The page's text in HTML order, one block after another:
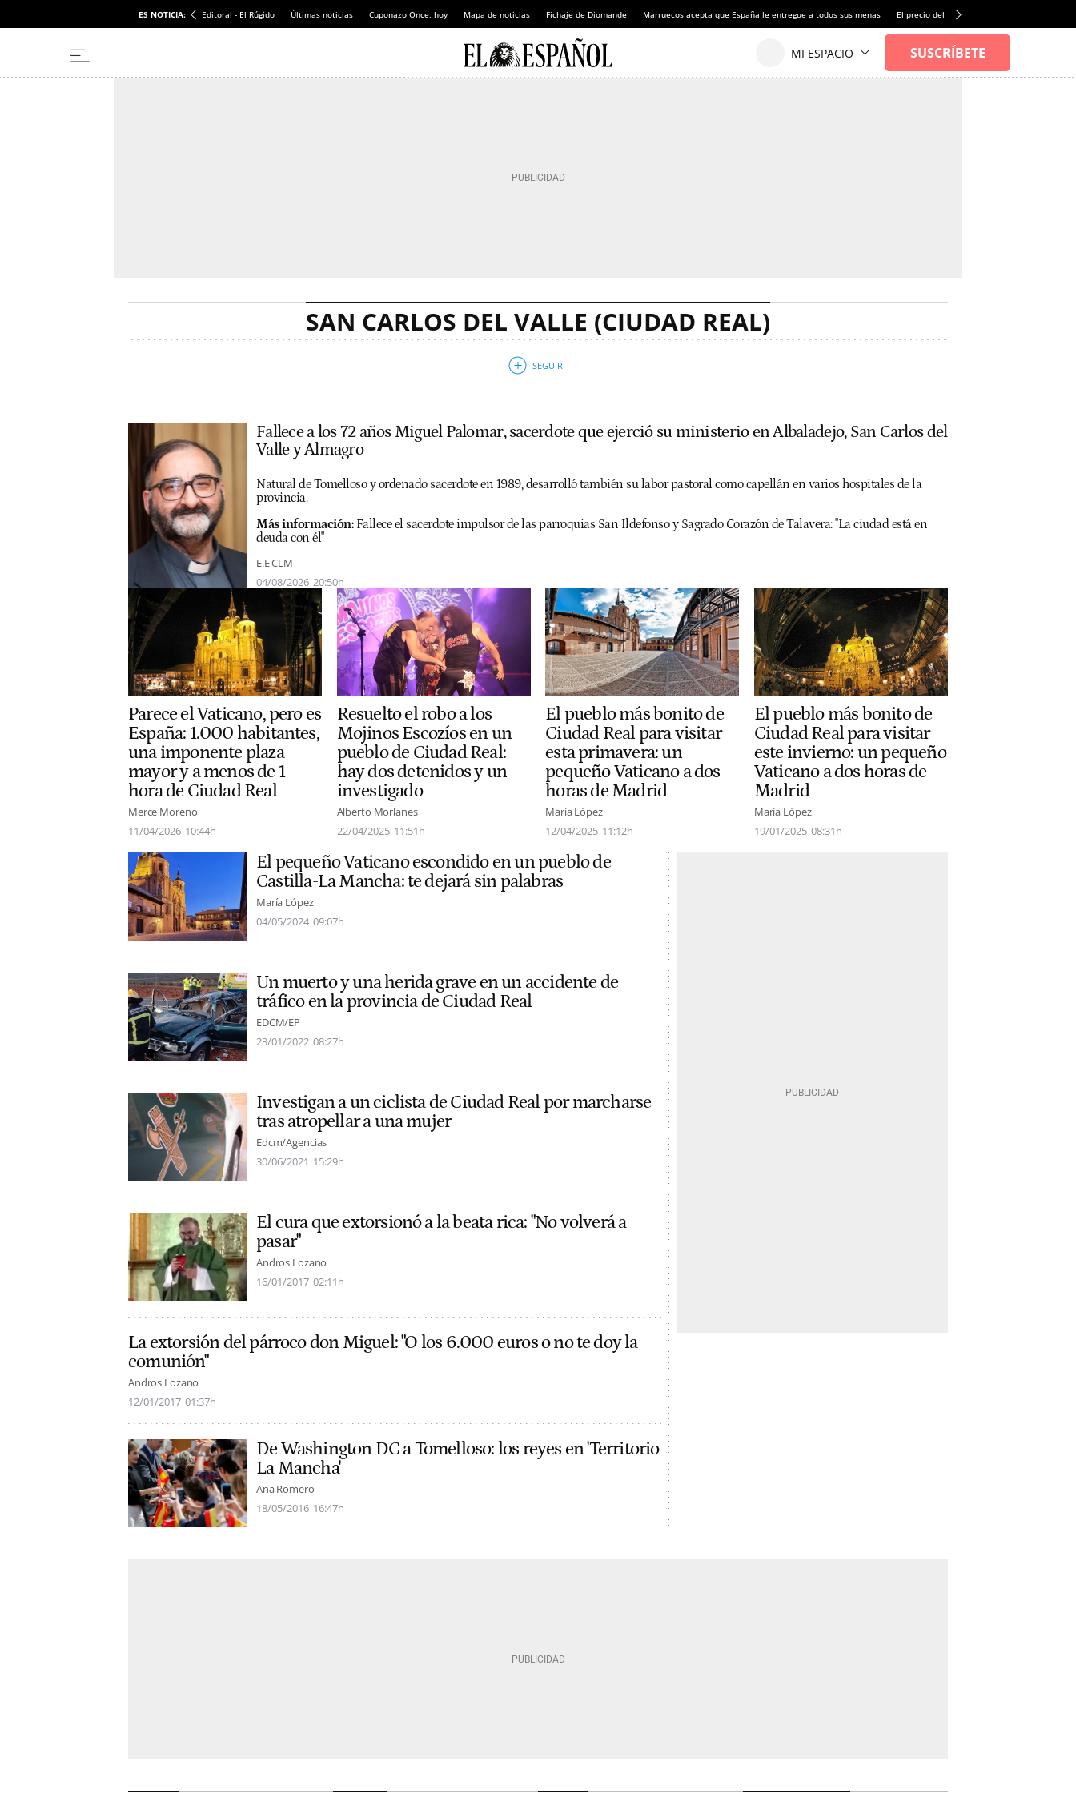
ES NOTICIA: Editoral - El Rúgido Últimas noticias Cuponazo Once, hoy Mapa de noticias Fichaje de Diomande Marruecos acepta que España le entregue a todos sus menas El precio del alquiler de vivienda baja por
SAN CARLOS DEL VALLE (CIUDAD REAL)
Fallece a los 72 años Miguel Palomar, sacerdote que ejerció su ministerio en Albaladejo, San Carlos del
Valle y Almagro
Natural de Tomelloso y ordenado sacerdote en 1989, desarrolló también su labor pastoral como capellán en varios hospitales de la
provincia.
Más información: Fallece el sacerdote impulsor de las parroquias San Ildefonso y Sagrado Corazón de Talavera: "La ciudad está en
deuda con él"
E.E CLM
04/08/2026 20:50h
Parece el Vaticano, pero es
España: 1.000 habitantes,
una imponente plaza
mayor y a menos de 1
hora de Ciudad Real
Merce Moreno
11/04/2026 10:44h
Resuelto el robo a los
Mojinos Escozíos en un
pueblo de Ciudad Real:
hay dos detenidos y un
investigado
Alberto Morlanes
22/04/2025 11:51h
El pueblo más bonito de
Ciudad Real para visitar
esta primavera: un
pequeño Vaticano a dos
horas de Madrid
María López
12/04/2025 11:12h
El pueblo más bonito de
Ciudad Real para visitar
este invierno: un pequeño
Vaticano a dos horas de
Madrid
María López
19/01/2025 08:31h
El pequeño Vaticano escondido en un pueblo de
Castilla-La Mancha: te dejará sin palabras
María López
04/05/2024 09:07h
Un muerto y una herida grave en un accidente de
tráfico en la provincia de Ciudad Real
EDCM/EP
23/01/2022 08:27h
Investigan a un ciclista de Ciudad Real por marcharse
tras atropellar a una mujer
Edcm/Agencias
30/06/2021 15:29h
El cura que extorsionó a la beata rica: "No volverá a
pasar"
Andros Lozano
16/01/2017 02:11h
La extorsión del párroco don Miguel: "O los 6.000 euros o no te doy la
comunión"
Andros Lozano
12/01/2017 01:37h
De Washington DC a Tomelloso: los reyes en 'Territorio
La Mancha'
Ana Romero
18/05/2016 16:47h